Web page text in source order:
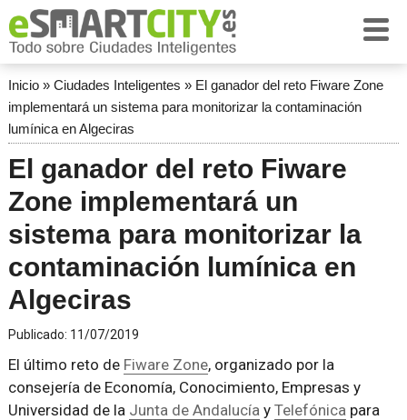
Inicio» Ciudades Inteligentes » El ganador del reto Fiware Zone
implementará un sistema para monitorizar la contaminación
lumínica en Algeciras
El ganador del reto Fiware
Zone implementará un
sistema para monitorizar la
contaminación lumínica en
Algeciras
Publicado: 11/07/2019
El último reto de Fiware Zone, organizado por la
consejería de Economía, Conocimiento, Empresas y
Universidad de la Junta de Andalucíay Telefónicapara